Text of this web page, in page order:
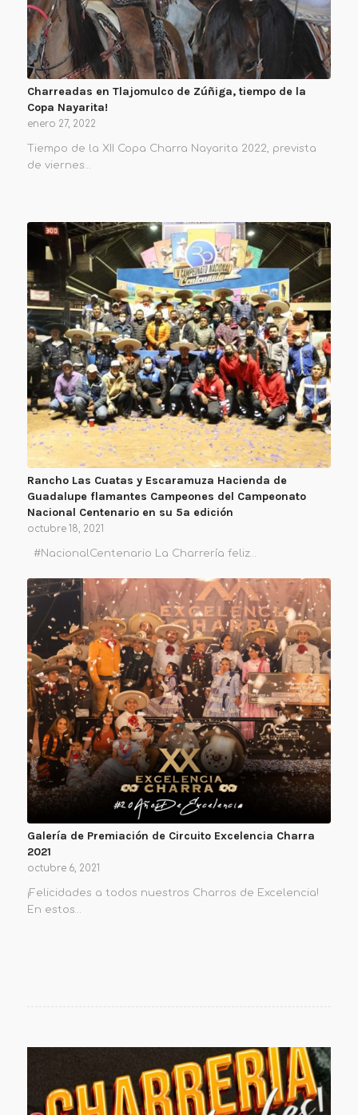
Charreadas en Tlajomulco de Zúñiga, tiempo de la
Copa Nayarita!
enero 27, 2022
Tiempo de la XII Copa Charra Nayarita 2022, prevista
de viernes…
Rancho Las Cuatas y Escaramuza Hacienda de
Guadalupe flamantes Campeones del Campeonato
Nacional Centenario en su 5a edición
octubre 18, 2021
#NacionalCentenario La Charrería feliz…
Galería de Premiación de Circuito Excelencia Charra
2021
octubre 6, 2021
¡Felicidades a todos nuestros Charros de Excelencia!
En estos…